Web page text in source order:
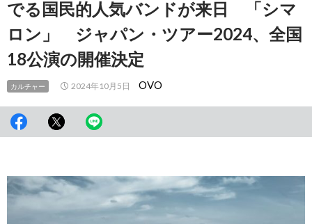
でる国民的人気バンドが来日 「シマ
ロン」 ジャパン・ツアー2024、全国
18公演の開催決定
カルチャー 2024年10月5日 OVO